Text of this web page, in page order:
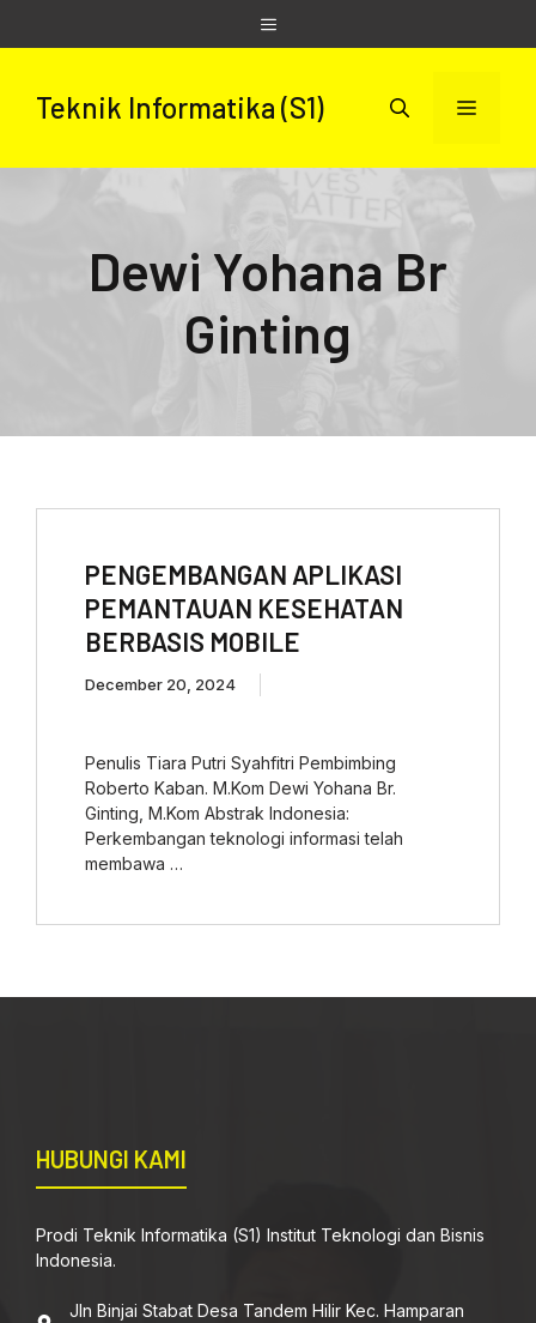
to
Menu
Teknik Informatika (S1) Menu
Dewi Yohana Br
Ginting
PENGEMBANGAN APLIKASI
PEMANTAUAN KESEHATAN
BERBASIS MOBILE
December 20, 2024
Penulis Tiara Putri Syahfitri Pembimbing
Roberto Kaban. M.Kom Dewi Yohana Br.
Ginting, M.Kom Abstrak Indonesia:
Perkembangan teknologi informasi telah
membawa …
HUBUNGI KAMI
Prodi Teknik Informatika (S1) Institut Teknologi dan Bisnis
Indonesia.
Jln Binjai Stabat Desa Tandem Hilir Kec. Hamparan